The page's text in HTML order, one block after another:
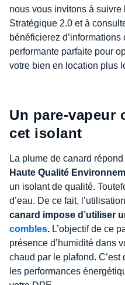
nous vous invitons à
Stratégique 2.0 et à
bénéficierez
performante parfaite pour
votre bien en location plus
Un pare-vapeur
cet isolant
La plume de canard
Haute Qualité
un isolant de qualité.
d’eau. De ce fait,
canard impose d’utiliser
combles. L’objectif de ce
présence d’humidité dans
chaud par le plafond.
les performances